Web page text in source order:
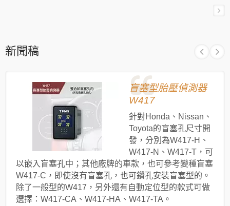
新聞稿
盲塞型胎壓偵測器
W417
針對Honda、Nissan、
Toyota的盲塞孔尺寸開
發，分別為W417-H、
W417-N、W417-T，可
以嵌入盲塞孔中；其他廠牌的車款，也可參考變種盲塞
W417-C，即使沒有盲塞孔，也可鑽孔安裝盲塞型的。
除了一般型的W417，另外還有自動定位型的款式可做
選擇：W417-CA、W417-HA、W417-TA。